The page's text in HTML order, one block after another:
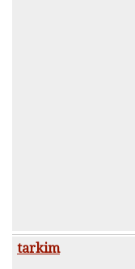
tarkim